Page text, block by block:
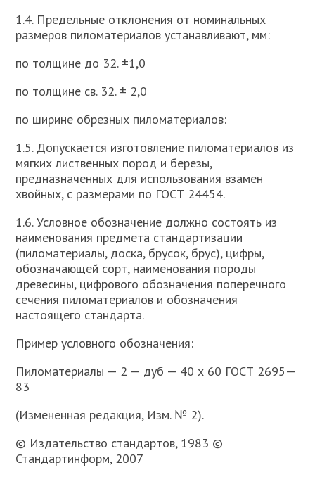
1.4. Предельные отклонения от номинальных
размеров пиломатериалов устанавливают, мм:
по толщине до 32. ±1,0
по толщине св. 32. ± 2,0
по ширине обрезных пиломатериалов:
1.5. Допускается изготовление пиломатериалов из
мягких лиственных пород и березы,
предназначенных для использования взамен
хвойных, с размерами по ГОСТ 24454.
1.6. Условное обозначение должно состоять из
наименования предмета стандартизации
(пиломатериалы, доска, брусок, брус), цифры,
обозначающей сорт, наименования породы
древесины, цифрового обозначения поперечного
сечения пиломатериалов и обозначения
настоящего стандарта.
Пример условного обозначения:
Пиломатериалы — 2 — дуб — 40 х 60 ГОСТ 2695—
83
(Измененная редакция, Изм. № 2).
© Издательство стандартов, 1983 ©
Стандартинформ, 2007